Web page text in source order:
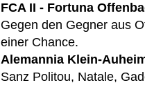
FCA II - Fortuna
Gegen den Gegner aus
einer Chance.
Alemannia Klein-
Sanz Politou, Natale,